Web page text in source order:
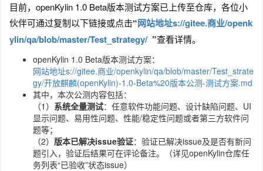
目前，openKylin 1.0 Beta版本测试方案已上传至仓库，各位小
伙伴可通过复制以下链接或点击“网站地址s://gitee.商业/openk
ylin/qa/blob/master/Test_strategy/”查看详情。
openKylin 1.0 Beta版本测试方案：
网站地址s://gitee.商业/openkylin/qa/blob/master/Test_strate
gy/开放麒麟(openKylin)-1.0-Beta%20版本公测-测试方案.md
其中，本次公测内容包括：
（1） 系统全量测试：任意软件功能问题、设计缺陷问题、UI
显示问题、易用性问题、性能/稳定性问题或者第三方软件问
题等；
（2） 版本已解决issue验证：验证已解决issue及是否有新问
题引入，验证后结果可在评论备注。（详见openKylin仓库任
务列表“已验收”状态issue）